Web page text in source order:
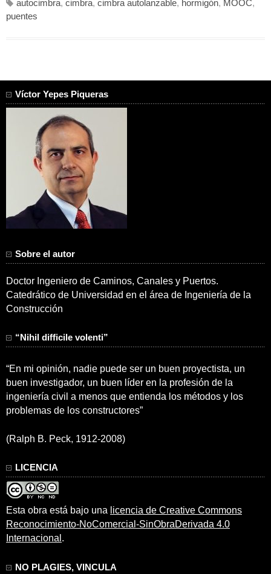
autocimbra, cimbra, cimbra autolanzable, hormigón, MOOC,
puentes
Víctor Yepes Piqueras
Sobre el autor
Doctor Ingeniero de Caminos, Canales y Puertos.
Catedrático de Universidad en el área de Ingeniería de la
Construcción
“Nihil difficile volenti”
“En mi opinión, nadie puede ser un buen proyectista, un
buen investigador, un buen líder en la profesión de la
ingeniería civil a menos que entienda los métodos y los
problemas de los constructores”
(Ralph B. Peck, 1912-2008)
LICENCIA
Esta obra está bajo una licencia de Creative Commons
Reconocimiento-NoComercial-SinObraDerivada 4.0
Internacional .
NO PLAGIES, VINCULA